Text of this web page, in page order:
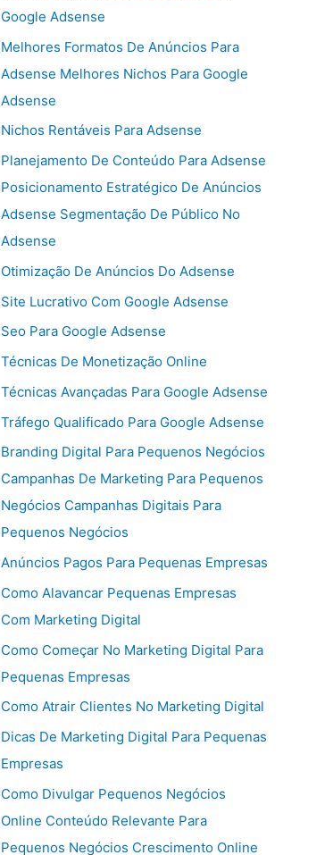
Google Adsense
Melhores Formatos De Anúncios Para
Adsense Melhores Nichos Para Google
Adsense
Nichos Rentáveis Para Adsense
Planejamento De Conteúdo Para Adsense
Posicionamento Estratégico De Anúncios
Adsense Segmentação De Público No
Adsense
Otimização De Anúncios Do Adsense
Site Lucrativo Com Google Adsense
Seo Para Google Adsense
Técnicas De Monetização Online
Técnicas Avançadas Para Google Adsense
Tráfego Qualificado Para Google Adsense
Branding Digital Para Pequenos Negócios
Campanhas De Marketing Para Pequenos
Negócios Campanhas Digitais Para
Pequenos Negócios
Anúncios Pagos Para Pequenas Empresas
Como Alavancar Pequenas Empresas
Com Marketing Digital
Como Começar No Marketing Digital Para
Pequenas Empresas
Como Atrair Clientes No Marketing Digital
Dicas De Marketing Digital Para Pequenas
Empresas
Como Divulgar Pequenos Negócios
Online Conteúdo Relevante Para
Pequenos Negócios Crescimento Online